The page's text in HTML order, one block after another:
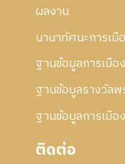
ผลงาน
นานาทัศนะการเมื
ฐานข้อมูลการเมื
ฐานข้อมูลรางวัลพ
ฐานข้อมูลการเมื
ติดต่อ